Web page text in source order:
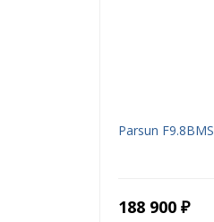
Parsun F9.8BMS
188 900 ₽